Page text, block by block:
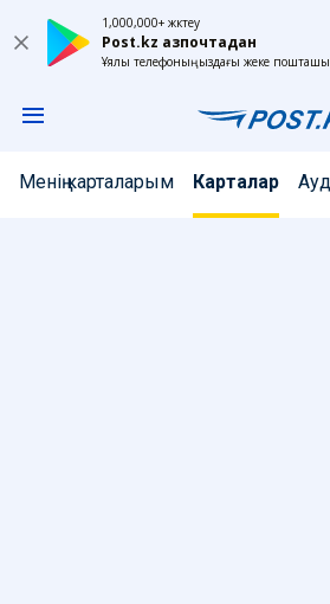
1,000,000+ жүктеу
Post.kz Қазпочтадан
Ұялы телефоныңыздағы жеке пошташы
Менің карталарым Карталар